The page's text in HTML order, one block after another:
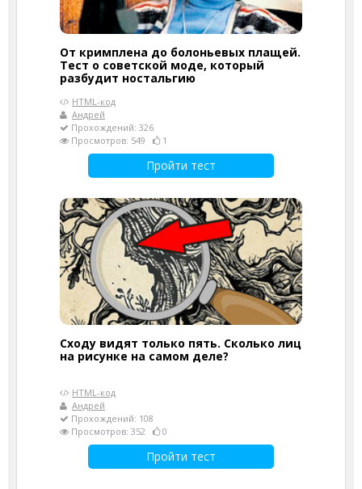
От кримплена до болоньевых плащей.
Тест о советской моде, который
разбудит ностальгию
HTML-код
Андрей
Прохождений: 326
Просмотров: 549
1
Пройти тест
Сходу видят только пять. Сколько лиц
на рисунке на самом деле?
HTML-код
Андрей
Прохождений: 108
Просмотров: 352
0
Пройти тест